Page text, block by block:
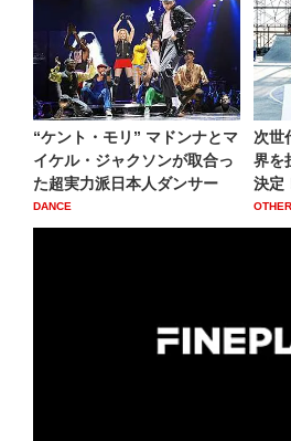
“ケント・モリ” マドンナとマ
イケル・ジャクソンが取合っ
た超実力派日本人ダンサー
DANCE
次世
界を
決定